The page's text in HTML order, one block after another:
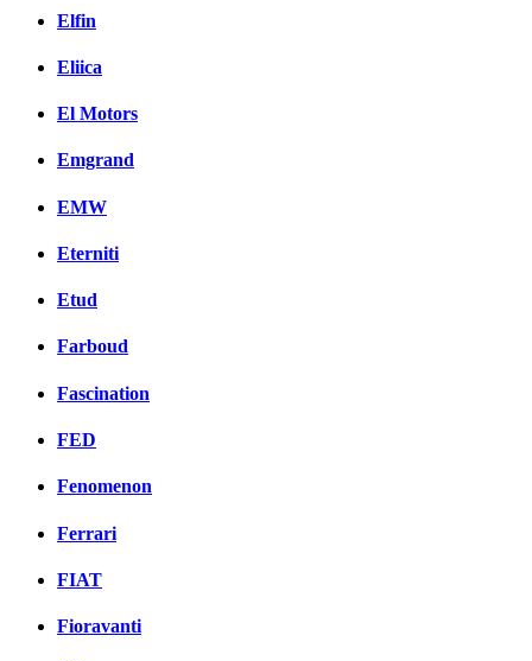
Elfin
Eliica
El Motors
Emgrand
EMW
Eterniti
Etud
Farboud
Fascination
FED
Fenomenon
Ferrari
FIAT
Fioravanti